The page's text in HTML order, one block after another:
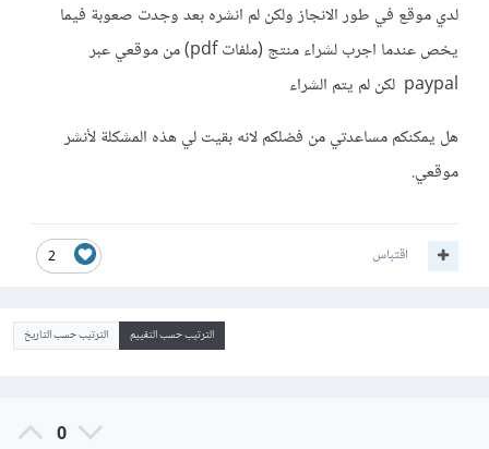
لدي موقع في طور الانجاز ولكن لم انشره بعد وجدت صعوبة فيما
يخص عندما اجرب لشراء منتج (ملفات pdf) من موقعي عبر
paypal لكن لم يتم الشراء
هل يمكنكم مساعدتي من فضلكم لانه بقيت لي هذه المشكلة لأنشر
موقعي.
2 اقتباس
الترتيب حسب التقييم الترتيب حسب التاريخ
0